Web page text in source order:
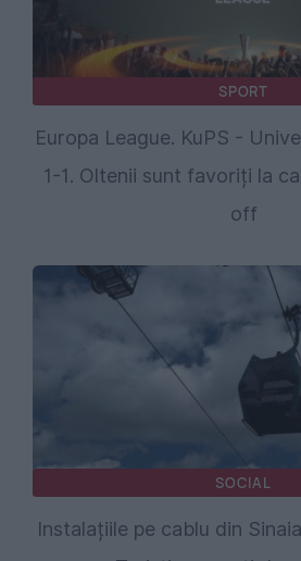
SPORT
Europa League. KuPS -
1-1. Oltenii sunt favoriți la
off
SOCIAL
Instalațiile pe cablu din